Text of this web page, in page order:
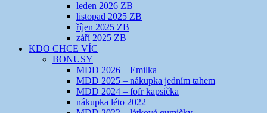
leden 2026 ZB
listopad 2025 ZB
říjen 2025 ZB
září 2025 ZB
KDO CHCE VÍC
BONUSY
MDD 2026 – Emilka
MDD 2025 – nákupka jedním tahem
MDD 2024 – fofr kapsička
nákupka léto 2022